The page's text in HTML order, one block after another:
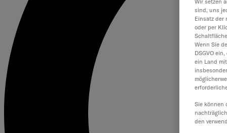
Wir setzen
sind, uns
Einsatz der
oder per
Wenn Sie
DSGVO
ein Land
Sie können
den